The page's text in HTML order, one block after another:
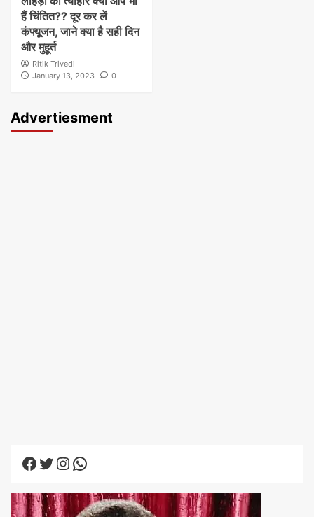
हैं चिंतित?? दूर कर लें
कंफ्यूजन, जाने क्या है सही दिन
और मुहूर्त
Ritik Trivedi
January 13, 2023
0
Advertiesment
Facebook
Twitter
Instagram
WhatsApp